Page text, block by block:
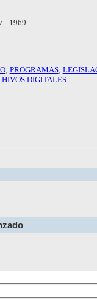
- 1969
; PROGRAMAS;
DIGITALES